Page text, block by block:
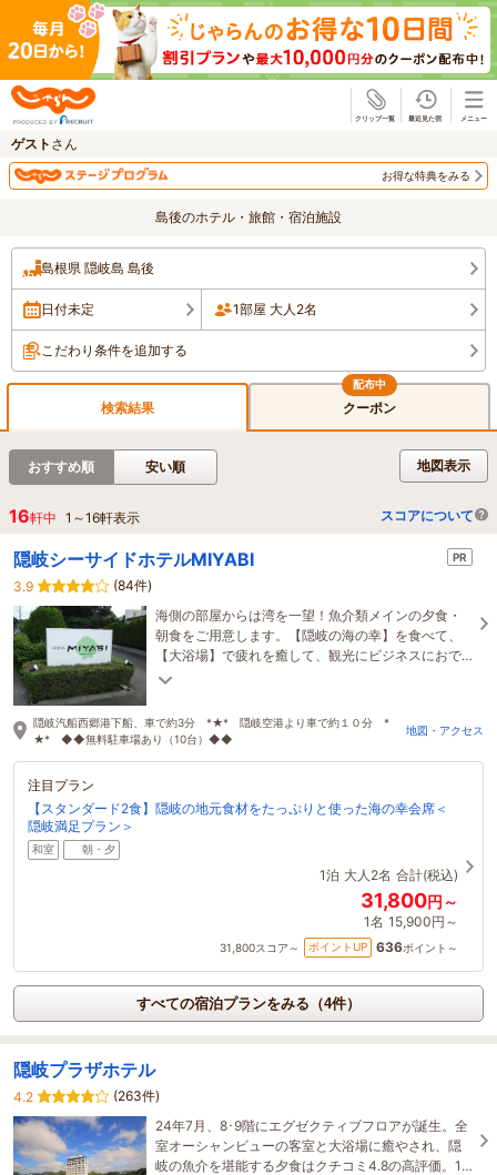
ゲスト さん
お得な特典をみる
島後のホテル・旅館・宿泊施設
島根県 隠岐島 島後
日付未定 1部屋 大人2名
こだわり条件を追加する
検索結果 クーポン
地図表示
おすすめ順 安い順
16軒中 1 ～16軒表示 スコアについて
隠岐シーサイドホテルMIYABI PR
3.9
(84件)
海側の部屋からは湾を一望！魚介類メインの夕食・
朝食をご用意します。【隠岐の海の幸】を食べて、
【大浴場】で疲れを癒して、観光にビジネスにおで
かけください。 事前予約で送迎も可。無料駐車場あ
隠岐汽船西郷港下船、車で約3分 *★* 隠岐空港より車で約１０分 *
★* ◆◆無料駐車場あり（10台）◆◆
地図・アクセス
注目プラン
【スタンダード2食】隠岐の地元食材をたっぷりと使った海の幸会席＜
隠岐満足プラン＞
和室 朝・夕
1泊 大人2名 合計(税込)
31,800円～
1名 15,900円～
31,800スコア～ ポイントUP 636ポイント～
すべての宿泊プランをみる（4件）
隠岐プラザホテル
4.2
(263件)
24年7月、8･9階にエグゼクティブフロアが誕生。全
室オーシャンビューの客室と大浴場に癒やされ、隠
岐の魚介を堪能する夕食はクチコミ4.8の高評価。1